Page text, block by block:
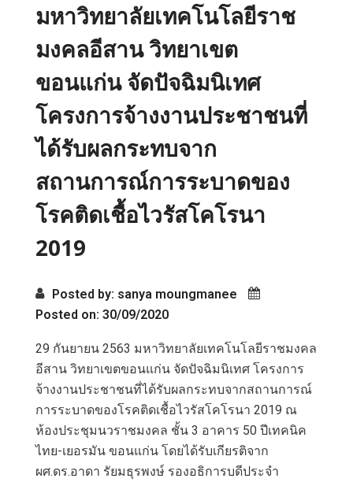
มหาวิทยาลัยเทคโนโลยีราช
มงคลอีสาน วิทยาเขต
ขอนแก่น จัดปัจฉิมนิเทศ
โครงการจ้างงานประชาชนที่
ได้รับผลกระทบจาก
สถานการณ์การระบาดของ
โรคติดเชื้อไวรัสโคโรนา
2019
Posted by: sanya moungmanee
Posted on: 30/09/2020
29 กันยายน 2563 มหาวิทยาลัยเทคโนโลยีราชมงคล
อีสาน วิทยาเขตขอนแก่น จัดปัจฉิมนิเทศ โครงการ
จ้างงานประชาชนที่ได้รับผลกระทบจากสถานการณ์
การระบาดของโรคติดเชื้อไวรัสโคโรนา 2019 ณ
ห้องประชุมนวราชมงคล ชั้น 3 อาคาร 50 ปีเทคนิค
ไทย-เยอรมัน ขอนแก่น โดยได้รับเกียรติจาก
ผศ.ดร.อาดา รัยมธุรพงษ์ รองอธิการบดีประจำ